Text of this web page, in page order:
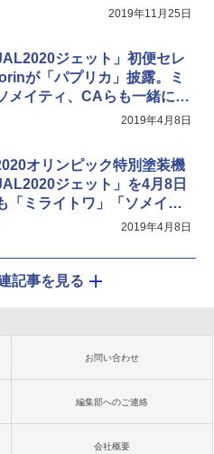
2019年11月25日
ジェット」初便セレ
が「パプリカ」披露。ミ
メイティ、CAらも一緒に振
2019年4月8日
オリンピック特別塗装機
ジェット」を4月8日
「ミライトワ」「ソメイテ
2019年4月8日
記事を見る
お問い合わせ
編集部へのご連絡
会社概要